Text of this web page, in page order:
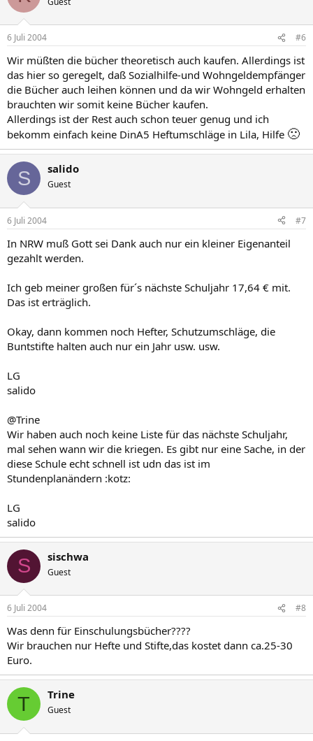
6 Juli 2004 #6
Wir müßten die bücher theoretisch auch kaufen. Allerdings ist
das hier so geregelt, daß Sozialhilfe-und Wohngeldempfänger
die Bücher auch leihen können und da wir Wohngeld erhalten
brauchten wir somit keine Bücher kaufen.
Allerdings ist der Rest auch schon teuer genug und ich
bekomm einfach keine DinA5 Heftumschläge in Lila, Hilfe 🙁
S salido
Guest
6 Juli 2004 #7
In NRW muß Gott sei Dank auch nur ein kleiner Eigenanteil
gezahlt werden.
Ich geb meiner großen für´s nächste Schuljahr 17,64 € mit.
Das ist erträglich.
Okay, dann kommen noch Hefter, Schutzumschläge, die
Buntstifte halten auch nur ein Jahr usw. usw.
LG
salido
@Trine
Wir haben auch noch keine Liste für das nächste Schuljahr,
mal sehen wann wir die kriegen. Es gibt nur eine Sache, in der
diese Schule echt schnell ist udn das ist im
Stundenplanändern :kotz:
LG
salido
S sischwa
Guest
6 Juli 2004 #8
Was denn für Einschulungsbücher????
Wir brauchen nur Hefte und Stifte,das kostet dann ca.25-30
Euro.
T Trine
Guest